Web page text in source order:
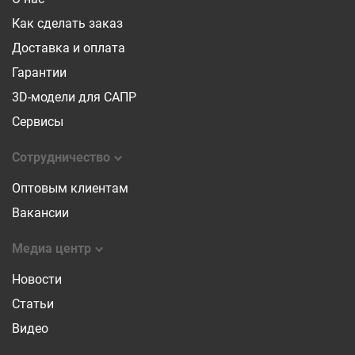
устанавливается вдоль края двери и обеспечивает
плавное закрывание и герметичность.
7. Аксессуары к профилю: мы предлагаем различные
аксессуары к профилям, которые помогут вам создать
включают в себя держатели полок, органайзеры для
ящиков и многое другое.
системы позволяют с легкостью организовать
потенциал. Они идеально подходят для шкафов и
комнатных перегородок, обеспечивая удобство
Мы также гордимся нашим собственным брендом AQ,
который предлагает широкий
гарантируют безупречно ровные линии и минимальные
зазоры между фасадами, сохраняя первоначальный
Как сделать заказ
Доставка и оплата
Гарантии
3D-модели для САПР
Сервисы
Сотрудничество
Оптовым клиентам
Вакансии
Медиа центр
Новости
Статьи
Видео